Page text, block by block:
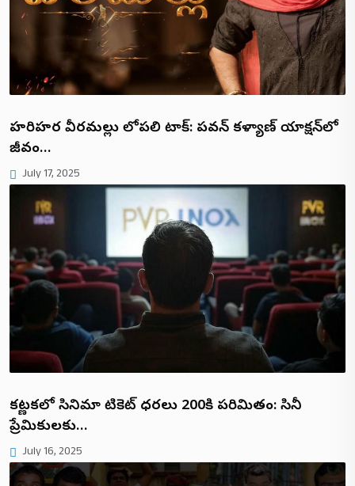
హరిహర వీరమల్లు లోపలి టాక్: పవన్ కళ్యాణ్ యాక్షన్‌లో
జీవం…
July 17, 2025
కర్ణాటకలో సినిమా టికెట్ ధరలు ₹200కి పరిమితం: సినీ
ప్రేమికులకు…
July 16, 2025